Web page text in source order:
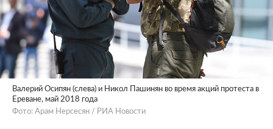
Валерий Осипян (слева) и Никол Пашинян во время акций протеста в
Ереване, май 2018 года
Фото: Арам Нерсесян / РИА Новости